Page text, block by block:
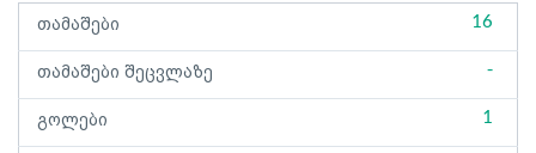
თამაშები 16
თამაშები შეცვლაზე -
გოლები 1